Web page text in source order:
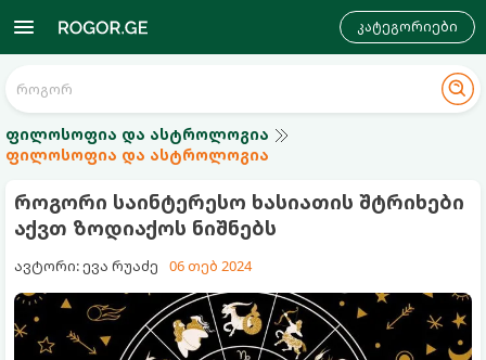
კატეგორიები
ფილოსოფია და ასტროლოგია
ფილოსოფია და ასტროლოგია
როგორი საინტერესო ხასიათის შტრიხები
აქვთ ზოდიაქოს ნიშნებს
ავტორი: ევა რუაძე 06 თებ 2024